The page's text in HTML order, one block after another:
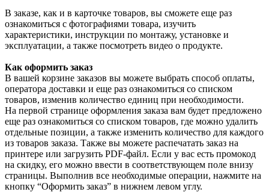
В заказе, как и в карточке товаров, вы сможете еще раз
ознакомиться с фотографиями товара, изучить
характеристики, инструкции по монтажу, установке и
эксплуатации, а также посмотреть видео о продукте.
Как оформить заказ
В вашей корзине заказов вы можете выбрать способ оплаты,
оператора доставки и еще раз ознакомиться со списком
товаров, изменив количество единиц при необходимости.
На первой странице оформления заказа вам будет предложено
еще раз ознакомиться со списком товаров, где можно удалить
отдельные позиции, а также изменить количество для каждого
из товаров заказа. Также вы можете распечатать заказ на
принтере или загрузить PDF-файл. Если у вас есть промокод
на скидку, его можно ввести в соответствующем поле внизу
страницы. Выполнив все необходимые операции, нажмите на
кнопку “Оформить заказ” в нижнем левом углу.